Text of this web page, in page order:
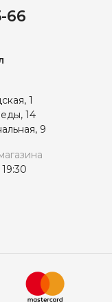
66
1
14
9